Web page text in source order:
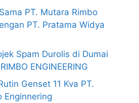
PT. Mutara Rimbo
PT. Pratama Widya
Spam Durolis di Dumai
ENGINEERING
Genset 11 Kva PT.
Enginnering